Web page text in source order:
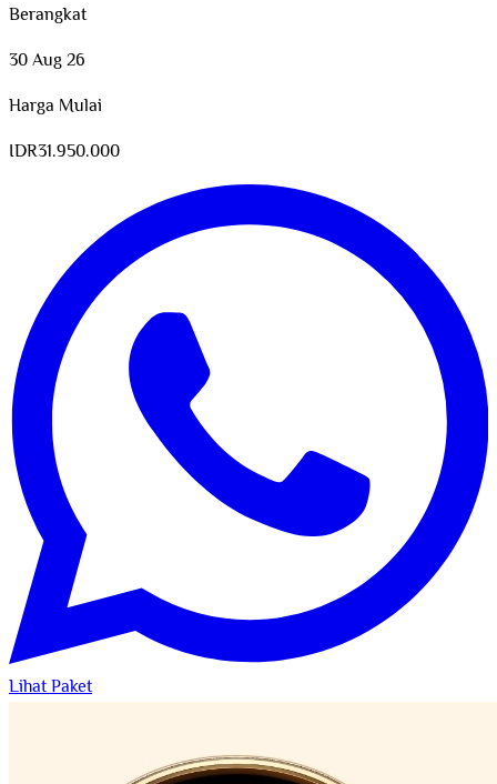
Berangkat
30 Aug 26
Harga Mulai
IDR31.950.000
Lihat Paket